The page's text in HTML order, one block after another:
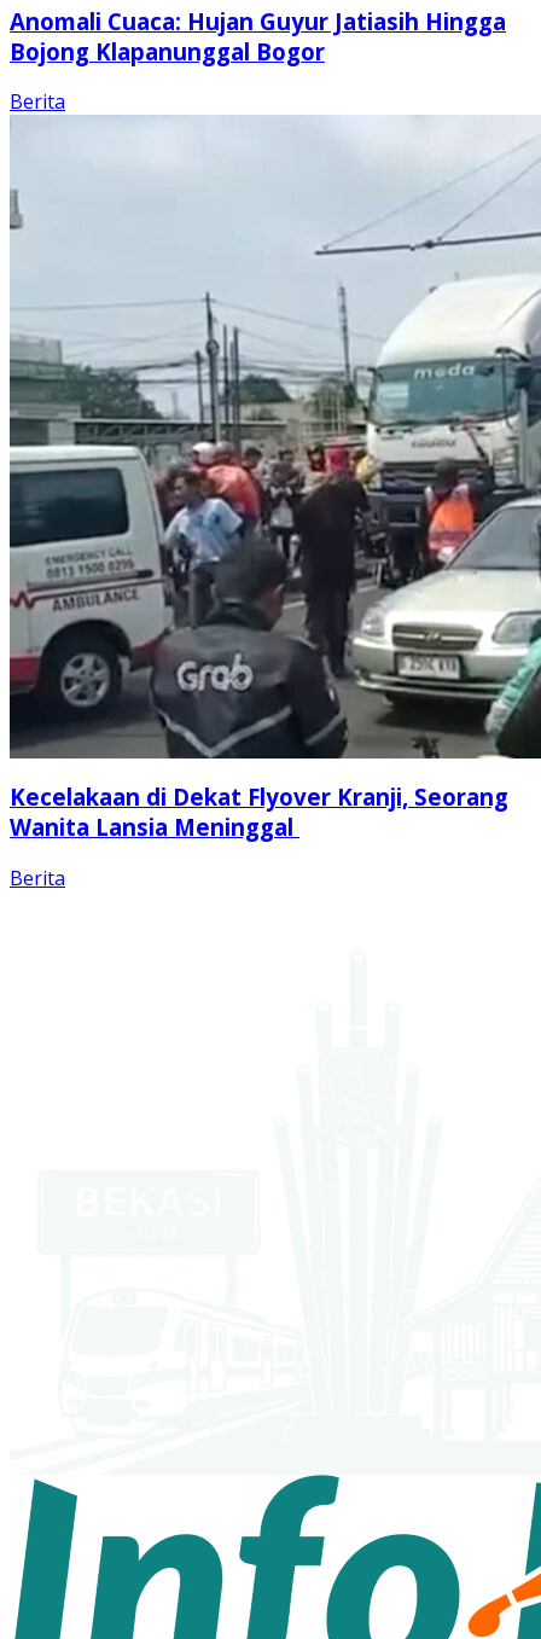
Anomali Cuaca: Hujan Guyur Jatiasih Hingga
Bojong Klapanunggal Bogor
Berita
Kecelakaan di Dekat Flyover Kranji, Seorang
Wanita Lansia Meninggal
Berita